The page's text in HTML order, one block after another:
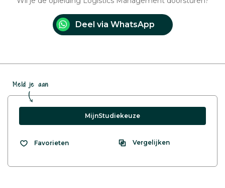
Deel via WhatsApp
Meld je aan
MijnStudiekeuze
Favorieten Vergelijken